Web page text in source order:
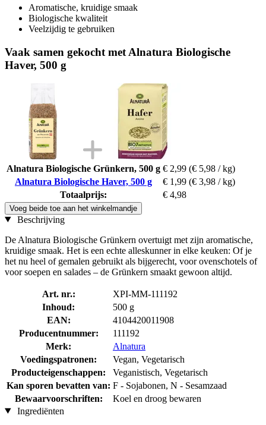
Aromatische, kruidige smaak
Biologische kwaliteit
Veelzijdig te gebruiken
Vaak samen gekocht met Alnatura Biologische
Haver, 500 g
Alnatura Biologische Grünkern, 500 g € 2,99 (€ 5,98 / kg)
Alnatura Biologische Haver, 500 g
€ 1,99 (€ 3,98 / kg)
Totaalprijs:
€ 4,98
Voeg beide toe aan het winkelmandje
Beschrijving
De Alnatura Biologische Grünkern overtuigt met zijn aromatische,
kruidige smaak. Het is een echte alleskunner in elke keuken: Of je
het nu heel of gemalen gebruikt als bijgerecht, voor ovenschotels of
voor soepen en salades – de Grünkern smaakt gewoon altijd.
Art. nr.:
XPI-MM-111192
Inhoud:
500 g
EAN:
4104420011908
Producentnummer:
111192
Merk:
Alnatura
Voedingspatronen:
Vegan, Vegetarisch
Producteigenschappen:
Veganistisch, Vegetarisch
Kan sporen bevatten van: F - Sojabonen, N - Sesamzaad
Bewaarvoorschriften:
Koel en droog bewaren
Ingrediënten